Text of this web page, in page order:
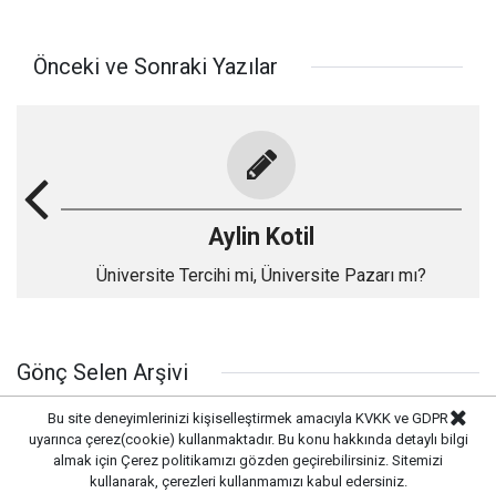
Önceki ve Sonraki Yazılar
Aylin Kotil
Üniversite Tercihi mi, Üniversite Pazarı mı?
Gönç Selen Arşivi
Peloponnesos Savaşları hâlâ devam ediyor
26/07/2026 07:00
Bu site deneyimlerinizi kişiselleştirmek amacıyla KVKK ve GDPR
uyarınca çerez(cookie) kullanmaktadır. Bu konu hakkında detaylı bilgi
almak için Çerez politikamızı gözden geçirebilirsiniz. Sitemizi
kullanarak, çerezleri kullanmamızı kabul edersiniz.